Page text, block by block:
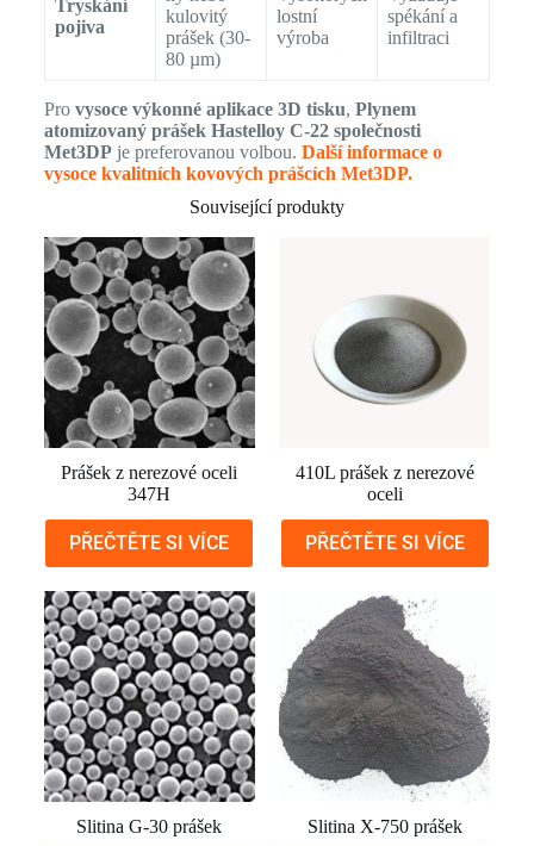
Tryskání
pojiva
kulovitý
prášek (30-
80 µm)
lostní
výroba
spékání a
infiltraci
Pro vysoce výkonné aplikace 3D tisku, Plynem
atomizovaný prášek Hastelloy C-22 společnosti
Met3DPje preferovanou volbou. Další informace o
vysoce kvalitních kovových prášcích Met3DP.
Související produkty
Prášek z nerezové oceli
347H
PŘEČTĚTE SI VÍCE
410L prášek z nerezové
oceli
PŘEČTĚTE SI VÍCE
Slitina G-30 prášek Slitina X-750 prášek